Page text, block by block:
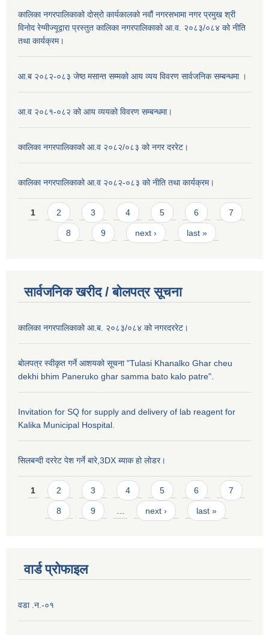
कालिका नगरपालिकाको दोस्रो कार्यकालको नवौं नगरसभामा नगर प्रमुख श्री
विनोद रेग्मीज्यूद्वारा प्रस्तुत कालिका नगरपालिकाको आ.व. २०८३/०८४ को नीति
तथा कार्यक्रम।
आ.ब २०८२-०८३ जेष्ठ मसान्त सम्मको आय व्यय विवरण सार्वजनिक सम्बन्धमा ।
आ.व २०८१-०८२ को आय व्ययको विवरण सम्बन्धमा।
कालिका नगरपालिकाको आ.व २०८२/०८३ को नगर दररेट।
कालिका नगरपालिकाको आ.व २०८२-०८३ को नीति तथा कार्यक्रम।
Pages
1 2 3 4 5 6 7
8 9 next › last »
सार्वजनिक खरीद / बाेलपत्र सूचना
कालिका नगरपालिकाको आ.ब. २०८३/०८४ को नगरदररेट।
बोलपत्र स्वीकृत गर्ने आशयको सूचना "Tulasi Khanalko Ghar cheu
dekhi bhim Paneruko ghar samma bato kalo patre".
Invitation for SQ for supply and delivery of lab reagent for
Kalika Municipal Hospital.
सिलबन्दी दररेट पेश गर्ने बारे,3DX ब्याक हो लोडर।
Pages
1 2 3 4 5 6 7
8 9 next › last »
वार्ड प्राेफाइल
वडा .न.-०१